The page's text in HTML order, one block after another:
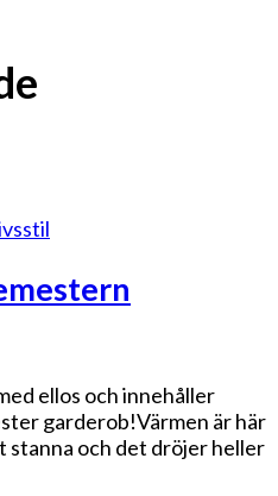
ellos och innehåller
garderob!Värmen är här
och det dröjer heller